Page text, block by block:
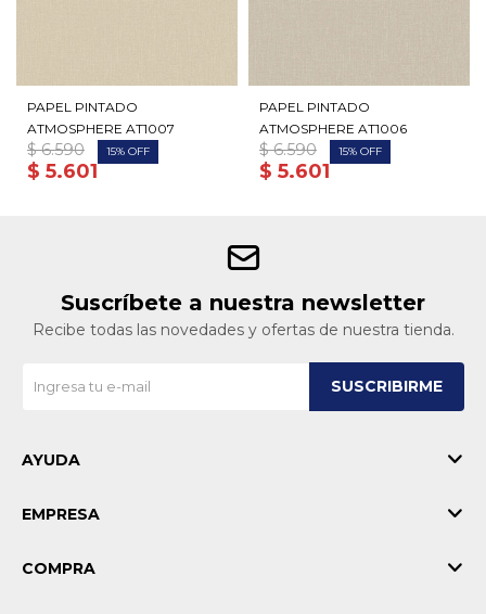
PAPEL PINTADO
ATMOSPHERE AT1007
$ 5.601
$ 6.590 15
PAPEL PINTADO
ATMOSPHERE AT1006
$ 5.601
$ 6.590 15
Suscríbete a nuestra newsletter
Recibe todas las novedades y ofertas de nuestra tienda.
SUSCRIBIRME
AYUDA
EMPRESA
COMPRA